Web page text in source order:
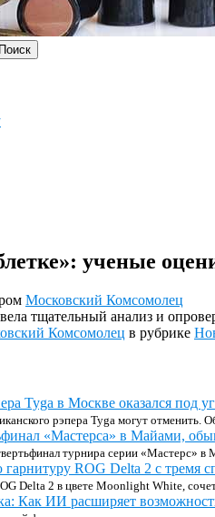
ученые
Московский Комсомолец
тщательный анализ и
Комсомолец в рубрике
рэпера Tyga могут отменить.
турнира серии
Delta 2 в цвете Moonlight White,